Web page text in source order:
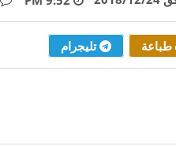
طباعة تليجرام